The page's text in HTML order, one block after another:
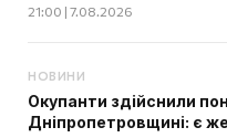
21:00 | 7.08.2026
НОВИНИ
Окупанти здійснили
Дніпропетровщині: є